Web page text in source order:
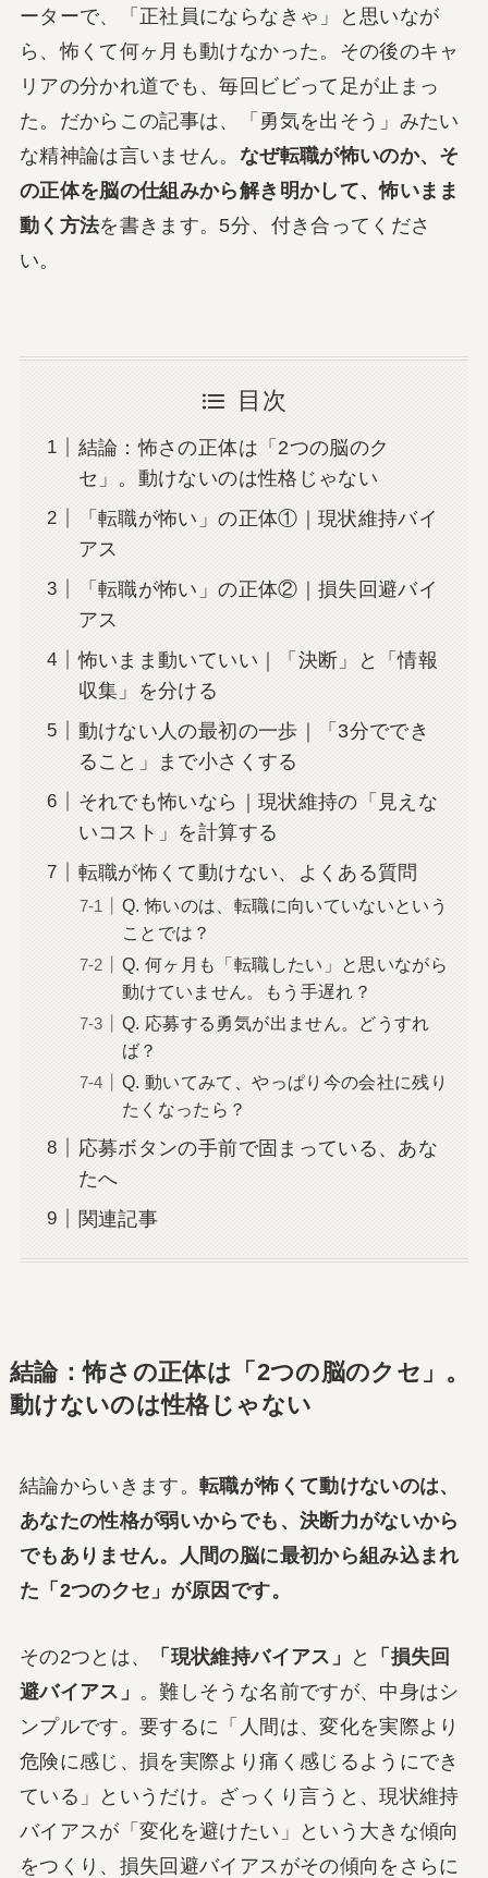
ーターで、「正社員にならなきゃ」と思いなが
ら、怖くて何ヶ月も動けなかった。その後のキャ
リアの分かれ道でも、毎回ビビって足が止まっ
た。だからこの記事は、「勇気を出そう」みたい
な精神論は言いません。 なぜ転職が怖いのか、そ
の正体を脳の仕組みから解き明かして、怖いまま
動く方法を書きます。5分、付き合ってくださ
い。
目次
結論：怖さの正体は「2つの脳のク
セ」。動けないのは性格じゃない
「転職が怖い」の正体①｜現状維持バイ
アス
「転職が怖い」の正体②｜損失回避バイ
アス
怖いまま動いていい｜「決断」と「情報
収集」を分ける
動けない人の最初の一歩｜「3分ででき
ること」まで小さくする
それでも怖いなら｜現状維持の「見えな
いコスト」を計算する
転職が怖くて動けない、よくある質問
Q. 怖いのは、転職に向いていないという
ことでは？
Q. 何ヶ月も「転職したい」と思いながら
動けていません。もう手遅れ？
Q. 応募する勇気が出ません。どうすれ
ば？
Q. 動いてみて、やっぱり今の会社に残り
たくなったら？
応募ボタンの手前で固まっている、あな
たへ
関連記事
結論：怖さの正体は「2つの脳のクセ」。
動けないのは性格じゃない
結論からいきます。転職が怖くて動けないのは、
あなたの性格が弱いからでも、決断力がないから
でもありません。人間の脳に最初から組み込まれ
た「2つのクセ」が原因です。
その2つとは、 「現状維持バイアス」 と
「損失回
避バイアス」 。難しそうな名前ですが、中身はシ
ンプルです。要するに「人間は、変化を実際より
危険に感じ、損を実際より痛く感じるようにでき
ている」というだけ。ざっくり言うと、現状維持
バイアスが「変化を避けたい」という大きな傾向
をつくり、損失回避バイアスがその傾向をさらに